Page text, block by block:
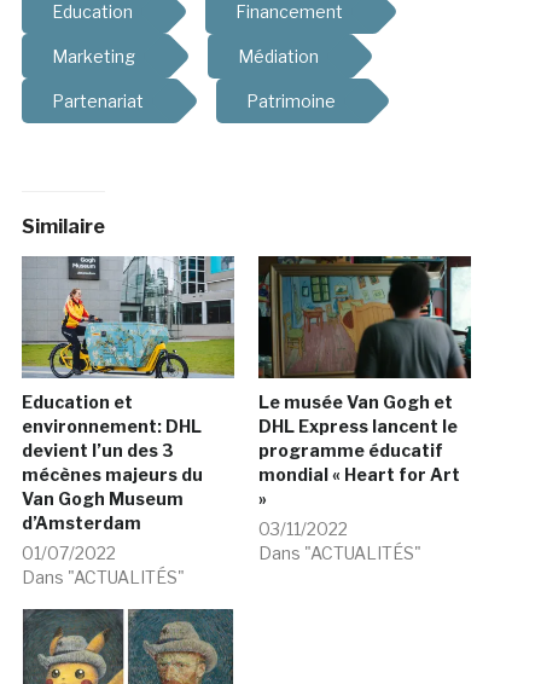
Education Financement
Marketing Médiation
Partenariat Patrimoine
Similaire
Education et
environnement: DHL
devient l’un des 3
mécènes majeurs du
Van Gogh Museum
d’Amsterdam
01/07/2022
Dans "ACTUALITÉS"
Le musée Van Gogh et
DHL Express lancent le
programme éducatif
mondial « Heart for Art
»
03/11/2022
Dans "ACTUALITÉS"